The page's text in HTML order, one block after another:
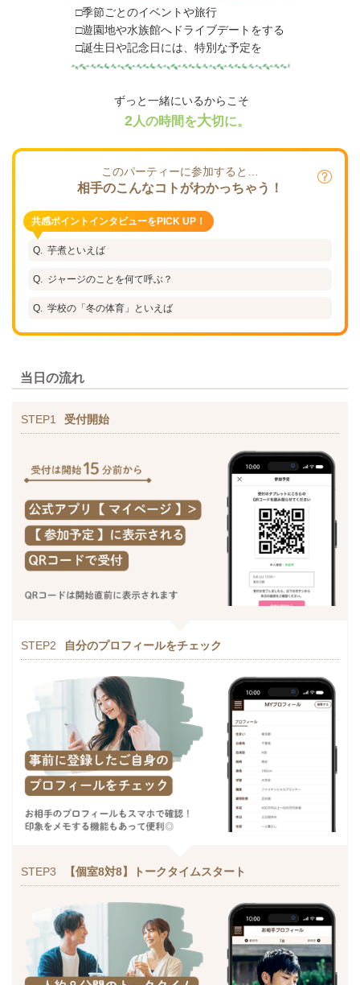
□季節ごとのイベントや旅行
□遊園地や水族館へドライブデートをする
□誕生日や記念日には、特別な予定を
ずっと一緒にいるからこそ
2人の時間を大切に。
このパーティーに参加すると…
相手のこんなコトがわかっちゃう！
共感ポイントインタビューをPICK UP！
芋煮といえば
ジャージのことを何て呼ぶ？
学校の「冬の体育」といえば
当日の流れ
STEP1 受付開始
STEP2 自分のプロフィールをチェック
STEP3 【個室8対8】トークタイムスタート